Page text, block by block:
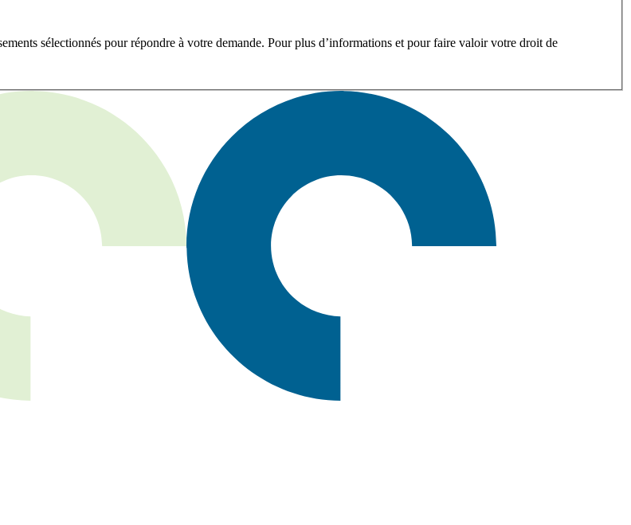
sélectionnés pour répondre à votre demande. Pour plus d’informations et pour faire valoir votre droit de